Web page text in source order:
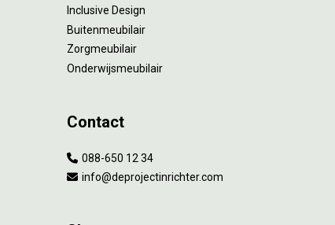
Inclusive Design
Buitenmeubilair
Zorgmeubilair
Onderwijsmeubilair
Contact
088-650 12 34
info@deprojectinrichter.com